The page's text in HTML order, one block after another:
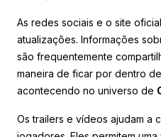
As redes sociais e o site
atualizações. Informações
são frequentemente
maneira de ficar por dentro
acontecendo no universo de
Os trailers e vídeos ajudam a